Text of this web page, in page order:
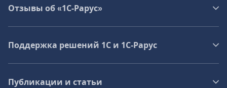
Отзывы об «1С-Рарус»
Поддержка решений 1С и 1С‑Рарус
Публикации и статьи